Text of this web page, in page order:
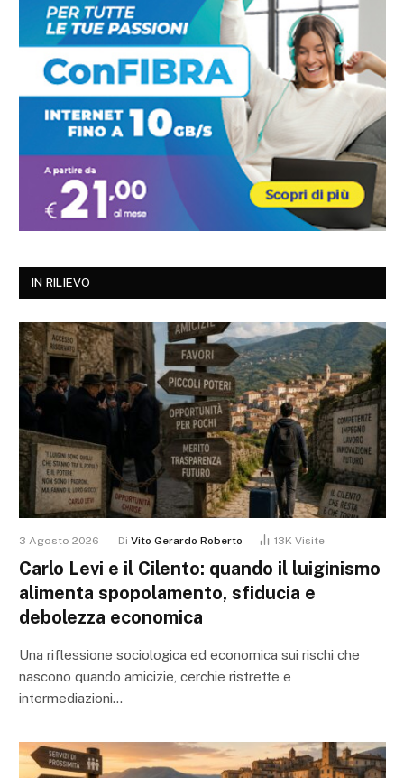
IN RILIEVO
3 Agosto 2026 Di Vito Gerardo Roberto 13K Visite
Carlo Levi e il Cilento: quando il luiginismo
alimenta spopolamento, sfiducia e
debolezza economica
Una riflessione sociologica ed economica sui rischi che
nascono quando amicizie, cerchie ristrette e
intermediazioni…